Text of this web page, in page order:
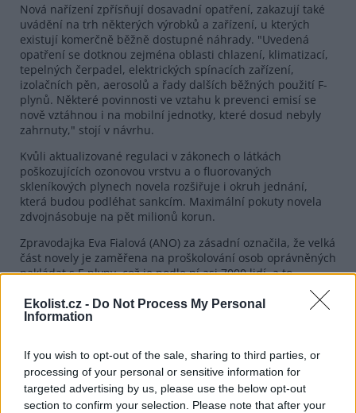
Ekolist.cz - Do Not Process My Personal
Information
If you wish to opt-out of the sale, sharing to third parties, or
processing of your personal or sensitive information for
targeted advertising by us, please use the below opt-out
section to confirm your selection. Please note that after your
Nová nařízení zpřísňují dosavadní opatření, zakazují také
uvádění na trh některých výrobků a zařízení, u kterých
existují komerčně běžně dostupné náhrady. "Uvedená
opatření se dotknou zejména oblasti chlazení, klimatizací,
tepelných čerpadel, elektrických spínacích zařízení,
izolačních pěn, aerosolů a řady dalších běžných použití F-
plynů. Některé povinnosti ve vztahu k prevenci emisí se
nově vztáhnou i na mobilní jednotky, které dosud nebyly
zahrnuty," stojí v návrhu.
Kvůli aktualizované regulaci v zákonech o látkách
poškozujících ozonovou vrstvu a o fluorovaných
skleníkových plynech novela rozšiřuje i okruh jednání,
která budou podléhat sankcím. Maximální pokuty novela
zdvojnásobuje na pět milionů korun.
Zpravodajka Eva Fialová (ANO) za zásadní označila, že velká
část novely je zaměřena na proškolování osob oprávněných
nakládat s F-plyny, což je podle ní asi 7000 lidí, a to
klimatizací a chladicích zařízení, a to včetně autoservisů.
Upozornila, že současná kapacita školicích zařízení je
Důvodová zpráva uvádí, že poprvé musí všechny
certifikované osoby, které získaly osvědčení o školení,
absolvovat školení k obnovení znalostí nebo proces
hodnocení do 12. března 2029.